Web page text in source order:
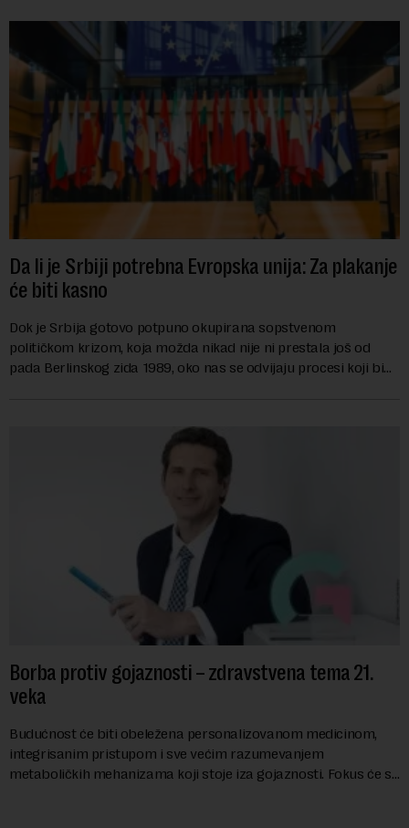
Da li je Srbiji potrebna Evropska unija: Za plakanje
će biti kasno
Dok je Srbija gotovo potpuno okupirana sopstvenom
političkom krizom, koja možda nikad nije ni prestala još od
pada Berlinskog zida 1989, oko nas se odvijaju procesi koji bi
Borba protiv gojaznosti – zdravstvena tema 21.
veka
Budućnost će biti obeležena personalizovanom medicinom,
integrisanim pristupom i sve većim razumevanjem
metaboličkih mehanizama koji stoje iza gojaznosti. Fokus će se